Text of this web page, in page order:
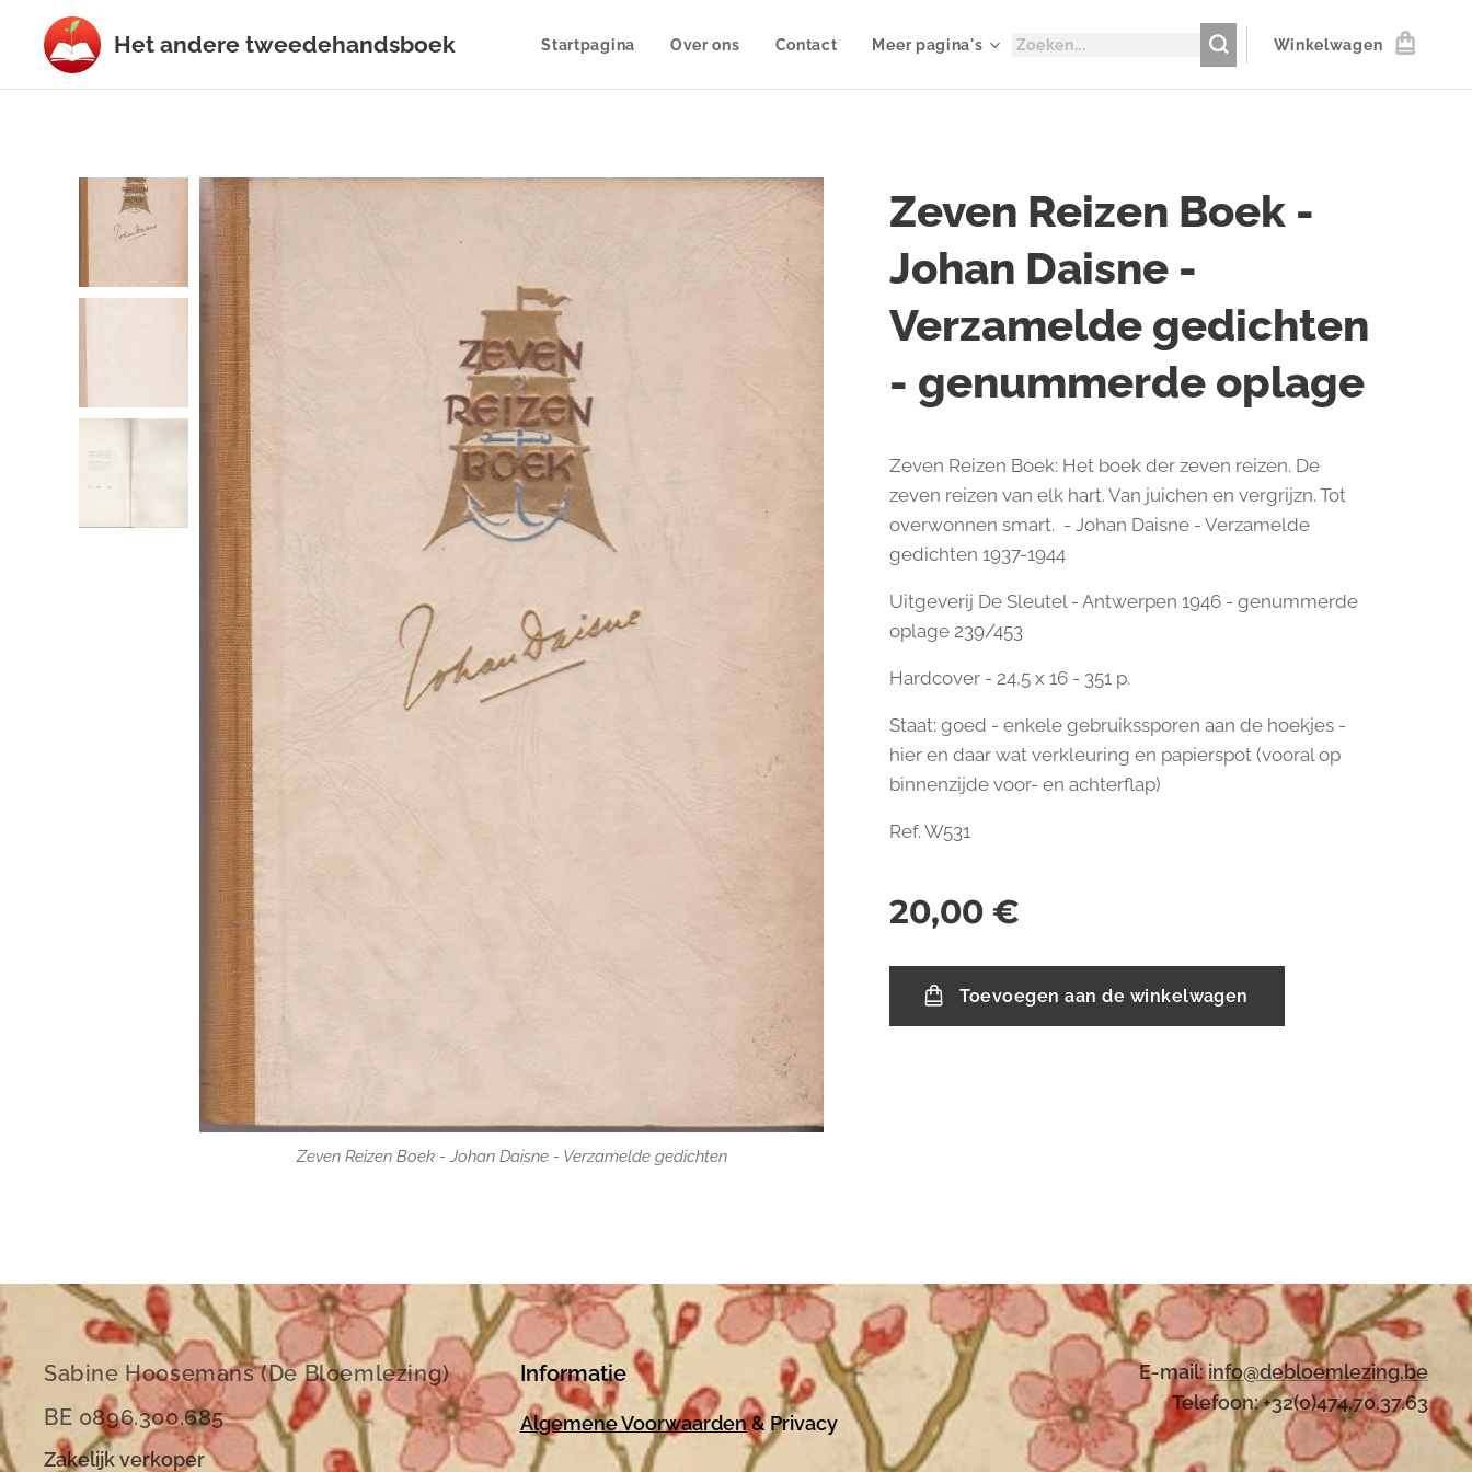
Het andere tweedehandsboek Startpagina Over ons Contact Meer pagina's Winkelwagen
Zeven Reizen Boek -
Johan Daisne -
Verzamelde gedichten
- genummerde oplage
Zeven Reizen Boek - Johan Daisne - Verzamelde gedichten
Zeven Reizen Boek - Johan Daisne - Verzamelde gedichten
Zeven Reizen Boek: Het boek der zeven reizen. De
zeven reizen van elk hart. Van juichen en vergrijzn. Tot
overwonnen smart. - Johan Daisne - Verzamelde
gedichten 1937-1944
Uitgeverij De Sleutel - Antwerpen 1946 - genummerde
oplage 239/453
Hardcover - 24,5 x 16 - 351 p.
Staat: goed - enkele gebruikssporen aan de hoekjes -
hier en daar wat verkleuring en papierspot (vooral op
binnenzijde voor- en achterflap)
Ref. W531
20,00 €
Toevoegen aan de winkelwagen
Sabine Hoosemans (De Bloemlezing)
BE 0896.300.685
Zakelijk verkoper
Informatie
Algemene Voorwaarden& Privacy
E-mail:info@debloemlezing.be
Telefoon: +32(0)474.70.37.63